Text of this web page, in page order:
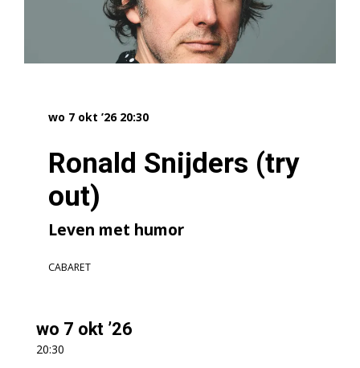
Ronald Snijders (try
out)
Leven met humor
wo 7 okt ’26 20:30
CABARET
wo 7 okt ’26
20:30